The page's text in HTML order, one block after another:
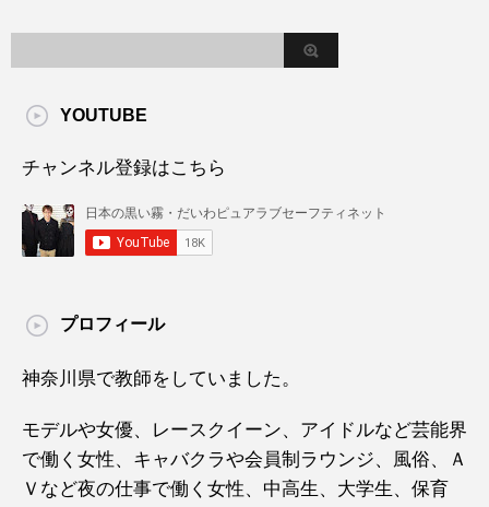
YOUTUBE
チャンネル登録はこちら
プロフィール
神奈川県で教師をしていました。
モデルや女優、レースクイーン、アイドルなど芸能界
で働く女性、キャバクラや会員制ラウンジ、風俗、Ａ
Ｖなど夜の仕事で働く女性、中高生、大学生、保育